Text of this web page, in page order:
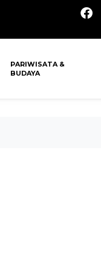
PARIWISATA &
BUDAYA